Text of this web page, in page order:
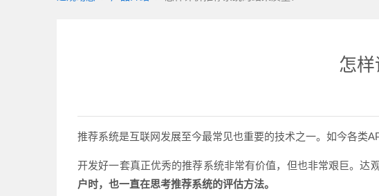
怎样
推荐系统是互联网发展至今最常见也重要的技术之一。如今各类
开发好一套真正优秀的推荐系统非常有价值，但也非常艰巨。达
户时，也一直在思考推荐系统的评估方法。